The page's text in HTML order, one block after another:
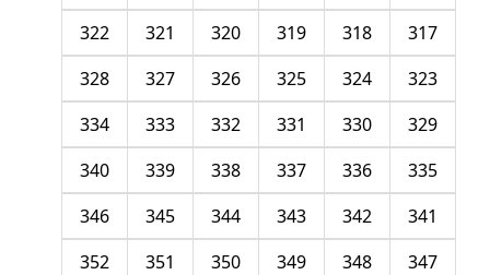
317
318
319
320
321
322
323
324
325
326
327
328
329
330
331
332
333
334
335
336
337
338
339
340
341
342
343
344
345
346
347
348
349
350
351
352